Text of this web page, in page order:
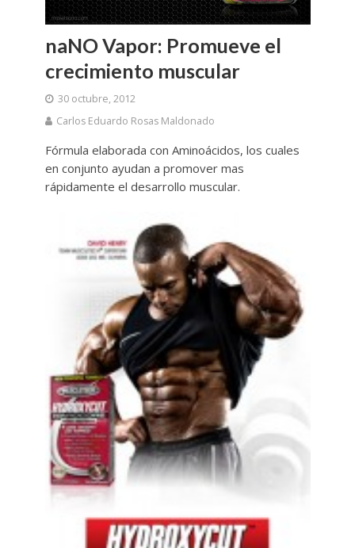
naNO Vapor: Promueve el
crecimiento muscular
30 octubre, 2012
Carlos Eduardo Rosas Maldonado
Fórmula elaborada con Aminoácidos, los cuales
en conjunto ayudan a promover mas
rápidamente el desarrollo muscular.